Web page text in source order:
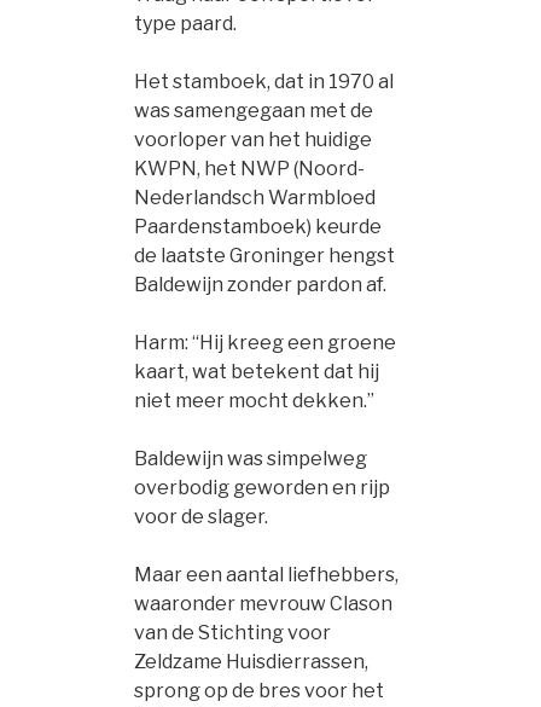
type paard.
Het stamboek, dat in 1970 al
was samengegaan met de
voorloper van het huidige
KWPN, het NWP (Noord-
Nederlandsch Warmbloed
Paardenstamboek) keurde
de laatste Groninger hengst
Baldewijn zonder pardon af.
Harm: “Hij kreeg een groene
kaart, wat betekent dat hij
niet meer mocht dekken.”
Baldewijn was simpelweg
overbodig geworden en rijp
voor de slager.
Maar een aantal liefhebbers,
waaronder mevrouw Clason
van de Stichting voor
Zeldzame Huisdierrassen,
sprong op de bres voor het